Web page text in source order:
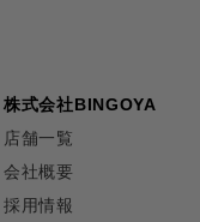
株式会社BINGOYA
店舗一覧
会社概要
採用情報